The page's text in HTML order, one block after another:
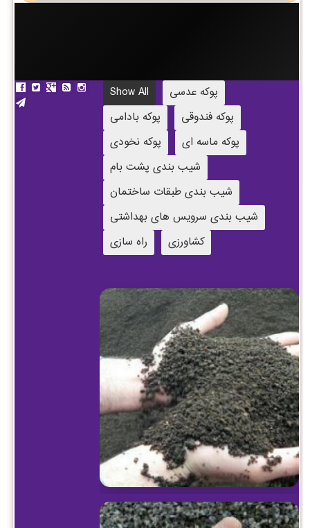
Show All
پوکه عدسی
پوکه بادامی
پوکه فندوقی
پوکه نخودی
پوکه ماسه ای
شیب بندی پشت بام
شیب بندی طبقات ساختمان
شیب بندی سرویس های بهداشتی
راه سازی
کشاورزی